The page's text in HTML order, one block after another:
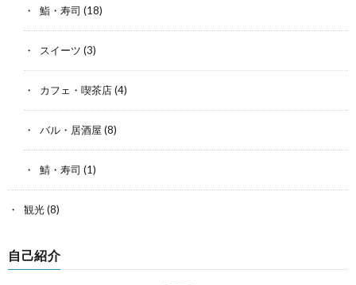
鮨・寿司 (18)
スイーツ (3)
カフェ・喫茶店(4)
バル・居酒屋 (8)
鯖・寿司 (1)
観光(8)
自己紹介